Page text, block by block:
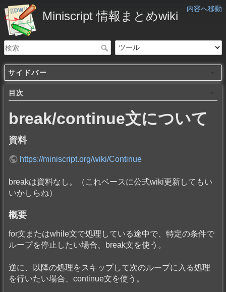
内容へ移動
Miniscript 情報まとめwiki
サイドバー
目次
break/continue文について
資料
https://miniscript.org/wiki/Continue
breakは資料なし。（これベースに公式wiki更新してもい
いかしらね）
概要
for文またはwhile文で処理している途中で、特定の条件で
ループを停止したい場合、break文を使う。
逆に、以降の処理をスキップして次のループに入る処理
を行いたい場合、continue文を使う。